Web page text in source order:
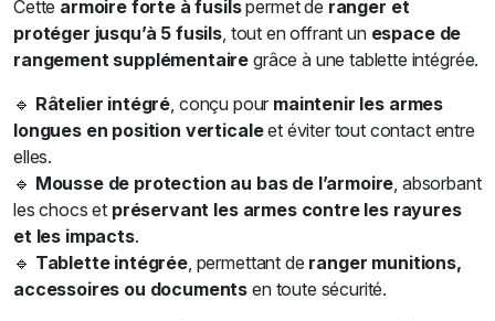
Cette armoire forte à fusilspermet de ranger et
protéger jusqu’à 5 fusils, tout en offrant un espace de
rangement supplémentaire grâce à une tablette intégrée.
🔹 Râtelier intégré, conçu pour maintenir les armes
longues en position verticaleet éviter tout contact entre
elles.
🔹 Mousse de protection au bas de l’armoire, absorbant
les chocs et préservant les armes contre les rayures
et les impacts.
🔹 Tablette intégrée, permettant de ranger munitions,
accessoires ou documents en toute sécurité.